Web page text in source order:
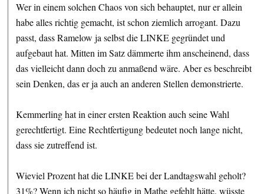
Wer in einem solchen Chaos von sich behauptet, nur er allein
habe alles richtig gemacht, ist schon ziemlich arrogant. Dazu
passt, dass Ramelow ja selbst die LINKE gegründet und
aufgebaut hat. Mitten im Satz dämmerte ihm anscheinend, dass
das vielleicht dann doch zu anmaßend wäre. Aber es beschreibt
sein Denken, das er ja auch an anderen Stellen demonstrierte.
Kemmerling hat in einer ersten Reaktion auch seine Wahl
gerechtfertigt. Eine Rechtfertigung bedeutet noch lange nicht,
dass sie zutreffend ist.
Wieviel Prozent hat die LINKE bei der Landtagswahl geholt?
31%? Wenn ich nicht so häufig in Mathe gefehlt hätte, wüsste